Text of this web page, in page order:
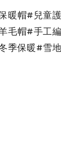
暖帽#兒童
毛帽#手工
季保暖#雪